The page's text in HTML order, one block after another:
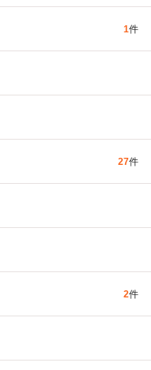
1件
27件
2件